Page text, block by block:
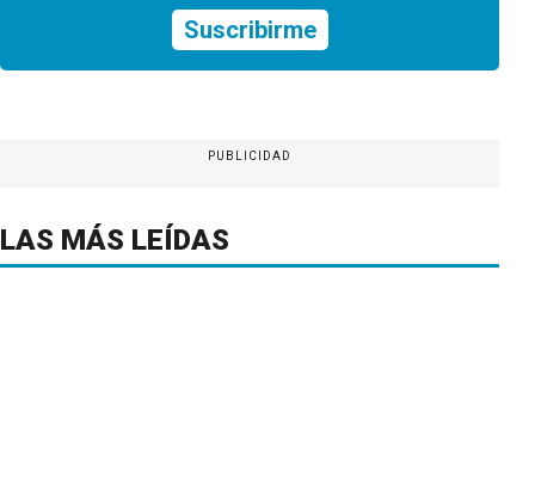
Suscribirme
PUBLICIDAD
LAS MÁS LEÍDAS